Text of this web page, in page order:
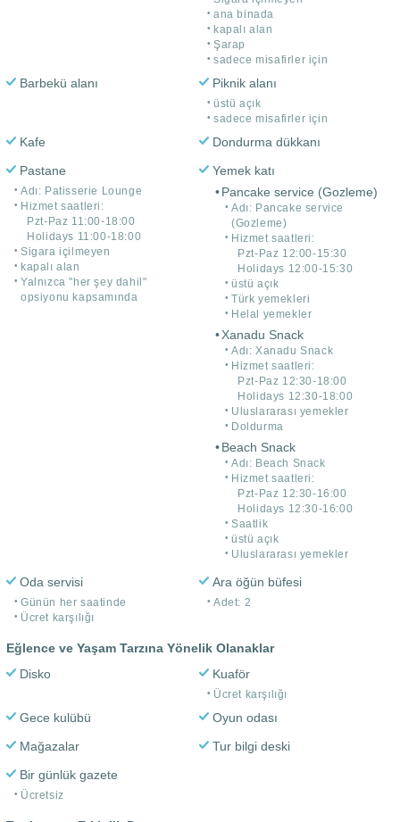
ana binada
kapalı alan
Şarap
sadece misafirler için
Barbekü alanı Piknik alanı
üstü açık
sadece misafirler için
Kafe
Dondurma dükkanı
Pastane
Adı: Patisserie Lounge
Hizmet saatleri:
Pzt-Paz 11:00-18:00
Holidays 11:00-18:00
Sigara içilmeyen
kapalı alan
Yalnızca "her şey dahil"
opsiyonu kapsamında
Yemek katı
Pancake service (Gozleme)
Adı: Pancake service
(Gozleme)
Hizmet saatleri:
Pzt-Paz 12:00-15:30
Holidays 12:00-15:30
üstü açık
Türk yemekleri
Helal yemekler
Xanadu Snack
Adı: Xanadu Snack
Hizmet saatleri:
Pzt-Paz 12:30-18:00
Holidays 12:30-18:00
Uluslararası yemekler
Doldurma
Beach Snack
Adı: Beach Snack
Hizmet saatleri:
Pzt-Paz 12:30-16:00
Holidays 12:30-16:00
Saatlik
üstü açık
Uluslararası yemekler
Oda servisi
Günün her saatinde
Ücret karşılığı
Ara öğün büfesi
Adet: 2
Eğlence ve Yaşam Tarzına Yönelik Olanaklar
Disko
Kuaför
Ücret karşılığı
Gece kulübü
Oyun odası
Mağazalar
Tur bilgi deski
Bir günlük gazete
Ücretsiz